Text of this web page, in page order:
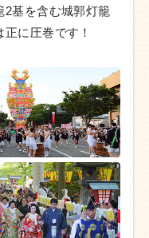
2基を含む城郭灯籠
に圧巻です！